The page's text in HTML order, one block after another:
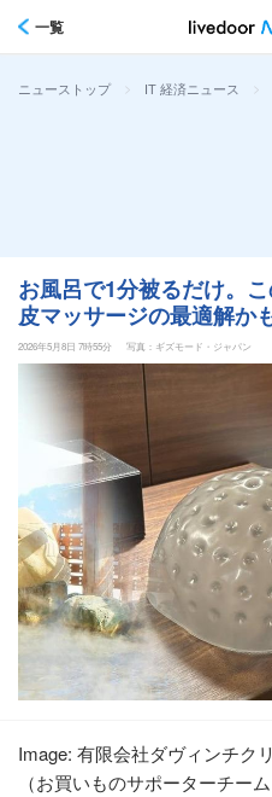
一覧
ニューストップ > IT 経済ニュース >
お風呂で1分被るだけ。
皮マッサージの最適解か
2026年5月8日 7時55分 写真：ギズモード・ジャパン
Image: 有限会社ダヴィンチク
（お買いものサポーターチー